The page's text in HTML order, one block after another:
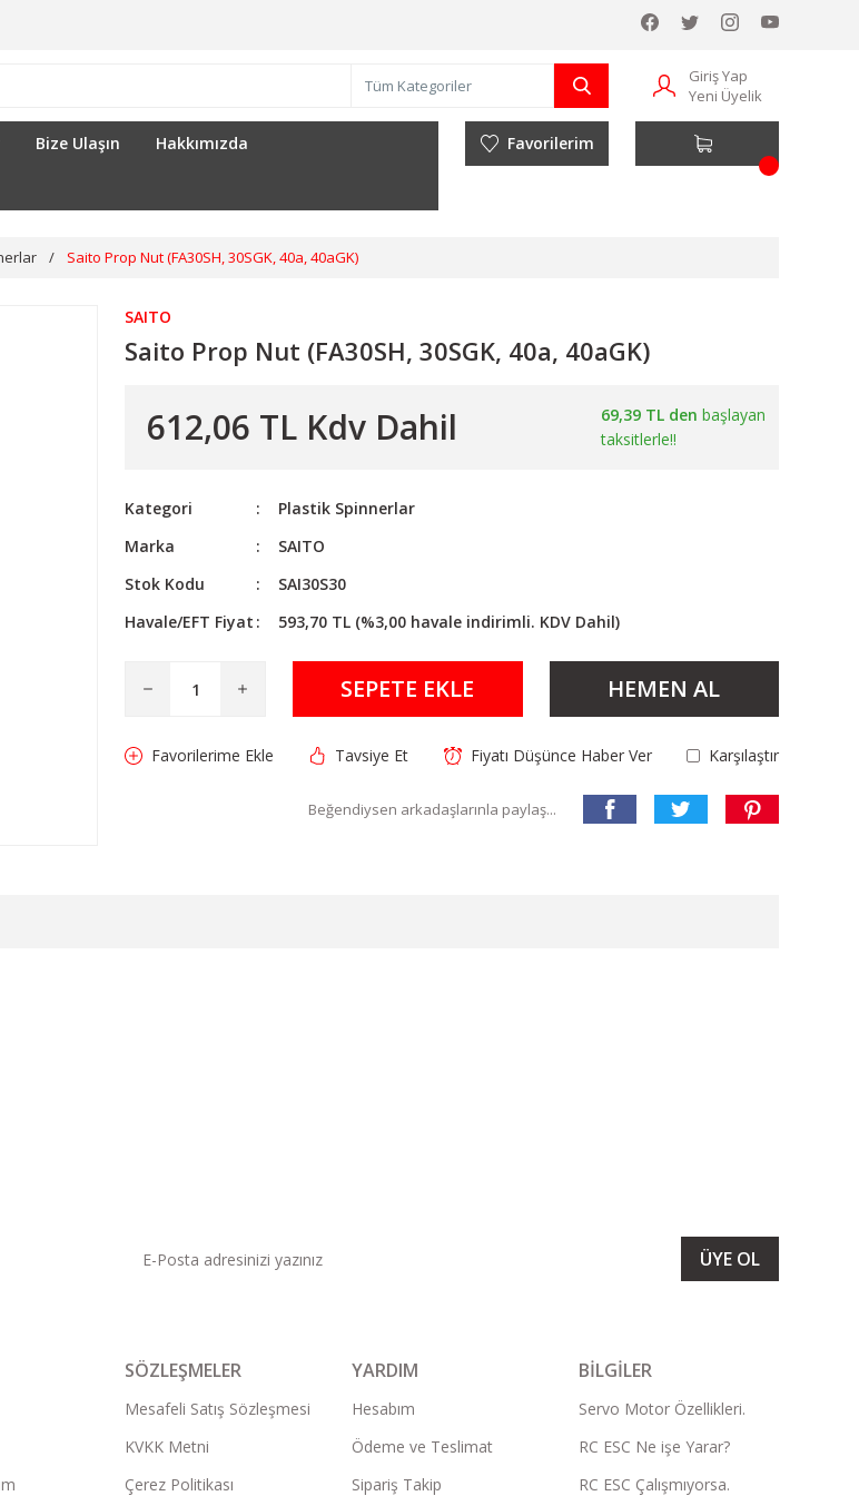
Giriş Yap
Yeni Üyelik
Bize Ulaşın Hakkımızda Favorilerim
Saito Prop Nut (FA30SH, 30SGK, 40a, 40aGK)
SAITO
Saito Prop Nut (FA30SH, 30SGK, 40a, 40aGK)
612,06 TL Kdv Dahil 69,39 TL den başlayan
taksitlerle!!
Kategori
Plastik Spinnerlar
Marka
SAITO
Stok Kodu
SAI30S30
Havale/EFT Fiyat
593,70 TL (%3,00 havale indirimli. KDV Dahil)
SEPETE EKLE HEMEN AL
Tavsiye Et Fiyatı Düşünce Haber Ver Karşılaştır
Beğendiysen arkadaşlarınla paylaş...
ÜYE OL
SÖZLEŞMELER
Mesafeli Satış Sözleşmesi
KVKK Metni
Çerez Politikası
YARDIM
Hesabım
Ödeme ve Teslimat
Sipariş Takip
BİLGİLER
Servo Motor Özellikleri.
RC ESC Ne işe Yarar?
RC ESC Çalışmıyorsa.